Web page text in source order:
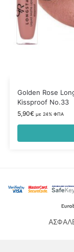
Golden Rose
Kissproof No.33
5,90€ με 24% ΦΠΑ